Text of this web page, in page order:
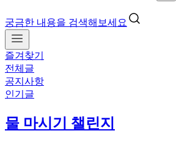
궁금한 내용을 검색해보세요
즐겨찾기
전체글
공지사항
인기글
물 마시기 챌린지